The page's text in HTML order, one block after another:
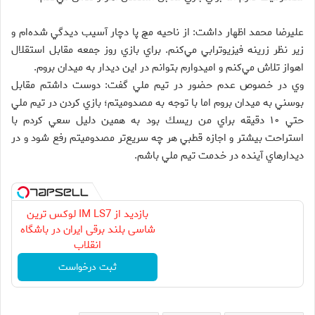
عليرضا محمد اظهار داشت: از ناحيه مچ پا دچار آسيب ديدگي شده‌ام و
زير نظر زرينه فيزيوترابي مي‌كنم. براي بازي روز جمعه مقابل استقلال
اهواز تلاش مي‌كنم و اميدوارم بتوانم در اين ديدار به ميدان بروم.
وي در خصوص عدم حضور در تيم ملي گفت: دوست داشتم مقابل
بوسني به ميدان بروم اما با توجه به مصدوميتم؛ بازي كردن در تيم ملي
حتي ۱۰ دقيقه براي من ريسك بود به همين دليل سعي كردم با
استراحت بيشتر و اجازه قطبي هر چه سريع‌تر مصدوميتم رفع شود و در
ديدارهاي آينده در خدمت تيم ملي باشم.
بازدید از IM LS7 لوکس ترین
شاسی بلند برقی ایران در باشگاه
انقلاب
ثبت درخواست